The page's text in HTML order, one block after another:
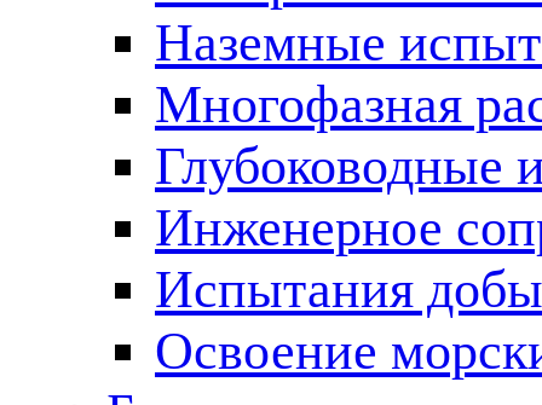
Наземные
Многофазная
Глубоководные
Инженерное
Испытания
Освоение